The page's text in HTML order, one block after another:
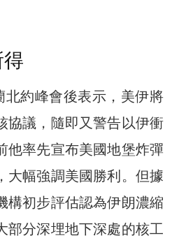
約峰會後表示，美伊將
協議，隨即又警告以伊衝
他率先宣布美國地堡炸彈
大幅強調美國勝利。但據
構初步評估認為伊朗濃縮
部分深埋地下深處的核工